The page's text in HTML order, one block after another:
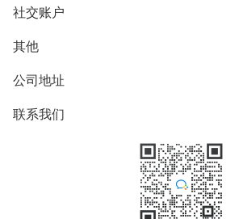
模型协同展示分享
别墅社区
别墅模板
欧式别墅
中式别墅
日式别墅
社交账户
B站
抖音
微信公众号
其他
用户服务协议
隐私政策
公司地址
上海市浦东新区东方路1215-1217号
联系我们